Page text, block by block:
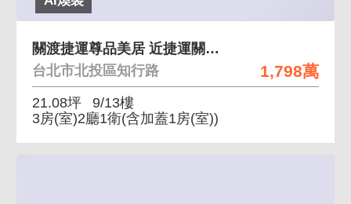
1,798萬
關渡捷運尊品美居 近捷運關渡站優質管理社區
台北市北投區知行路
21.08坪
9/13樓
3房(室)2廳1衛(含加蓋1房(室))